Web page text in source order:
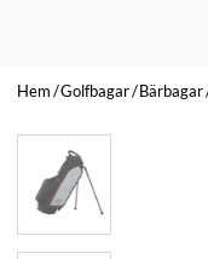
Hem Golfbagar Bärbagar